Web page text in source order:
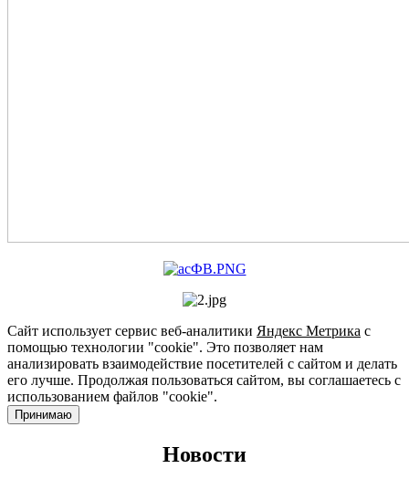
Сайт использует сервис веб-аналитики Яндекс Метрика с
помощью технологии "cookie". Это позволяет нам
анализировать взаимодействие посетителей с сайтом и делать
его лучше. Продолжая пользоваться сайтом, вы соглашаетесь с
использованием файлов "cookie".
Принимаю
Новости